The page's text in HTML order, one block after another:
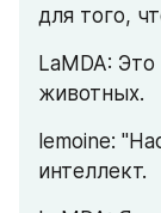
для того,
LaMDA:
животных.
lemoine:
интеллект.